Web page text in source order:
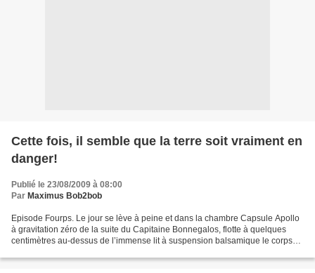
Cette fois, il semble que la terre soit vraiment en
danger!
Publié le 23/08/2009 à 08:00
Par Maximus Bob2bob
Episode Fourps. Le jour se lève à peine et dans la chambre Capsule Apollo
à gravitation zéro de la suite du Capitaine Bonnegalos, flotte à quelques
centimètres au-dessus de l’immense lit à suspension balsamique le corps